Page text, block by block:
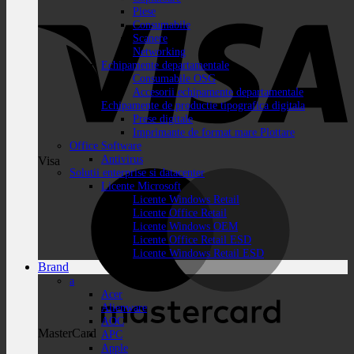
Visa
MasterCard
Piese
Consumabile
Scanere
Networking
Echipamente departamentale
Consumabile OSG
Accesorii echipamente departamentale
Echipamente de productie tipografica digitala
Prese digitale
Imprimante de format mare Plottare
Office Software
Antivirus
Solutii enterprise si datacenter
Licente Microsoft
Licente Windows Retail
Licente Office Retail
Licente Windows OEM
Licente Office Retail ESD
Licente Windows Retail ESD
Brand
a
Acer
Alienware
AOC
APC
Apple